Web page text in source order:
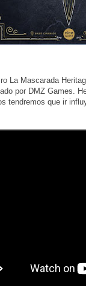
La Mascarada
por DMZ Games.
tendremos que ir